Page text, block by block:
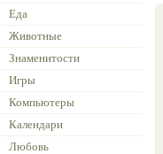
Еда
Животные
Знаменитости
Игры
Компьютеры
Календари
Любовь